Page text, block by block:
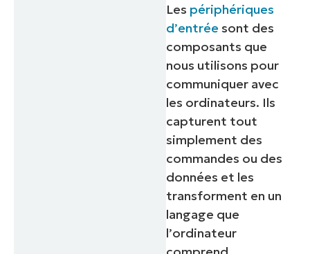
Les périphériques
d’entrée sont des
composants que
nous utilisons pour
communiquer avec
les ordinateurs. Ils
capturent tout
simplement des
commandes ou des
données et les
transforment en un
langage que
l’ordinateur